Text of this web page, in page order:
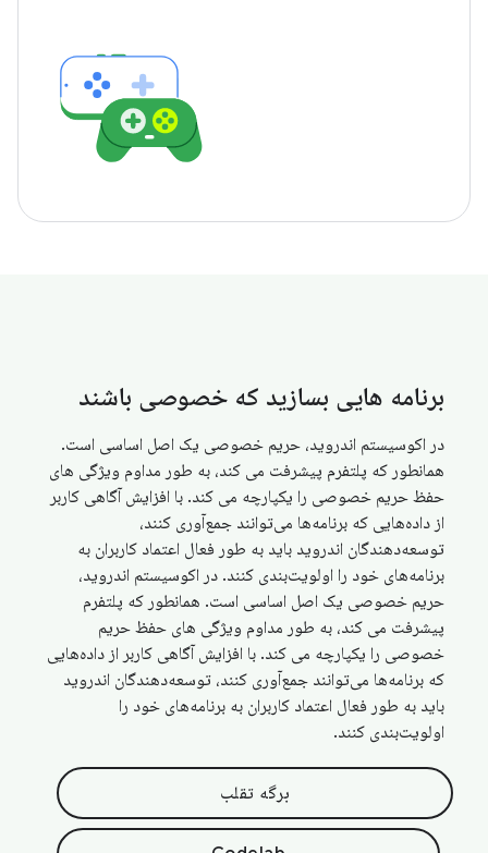
برنامه هایی بسازید که خصوصی باشند
در اکوسیستم اندروید، حریم خصوصی یک اصل اساسی است.
همانطور که پلتفرم پیشرفت می کند، به طور مداوم ویژگی های
حفظ حریم خصوصی را یکپارچه می کند. با افزایش آگاهی کاربر
از داده‌هایی که برنامه‌ها می‌توانند جمع‌آوری کنند،
توسعه‌دهندگان اندروید باید به طور فعال اعتماد کاربران به
برنامه‌های خود را اولویت‌بندی کنند. در اکوسیستم اندروید،
حریم خصوصی یک اصل اساسی است. همانطور که پلتفرم
پیشرفت می کند، به طور مداوم ویژگی های حفظ حریم
خصوصی را یکپارچه می کند. با افزایش آگاهی کاربر از داده‌هایی
که برنامه‌ها می‌توانند جمع‌آوری کنند، توسعه‌دهندگان اندروید
باید به طور فعال اعتماد کاربران به برنامه‌های خود را
اولویت‌بندی کنند.
برگه تقلب